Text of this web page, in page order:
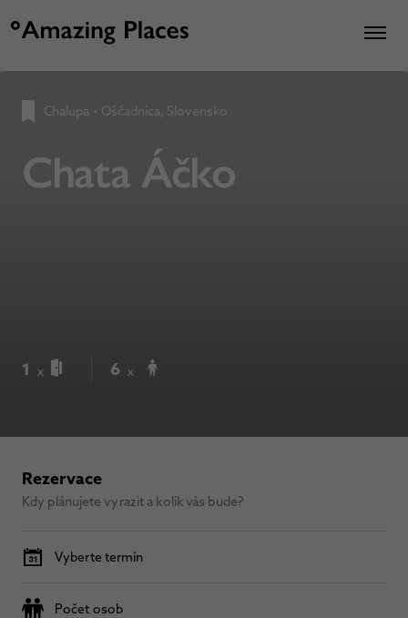
Chalupa • Oščadnica, Slovensko
Chata Áčko
1 x 6 x
Rezervace
Kdy plánujete vyrazit a kolik vás bude?
Vyberte termín
Počet osob